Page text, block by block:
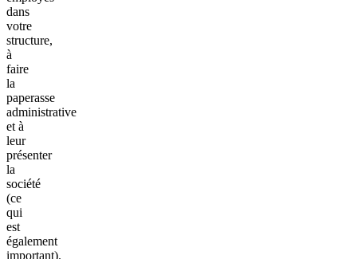
dans
votre
structure,
à
faire
la
paperasse
administrative
et à
leur
présenter
la
société
(ce
qui
est
également
important).